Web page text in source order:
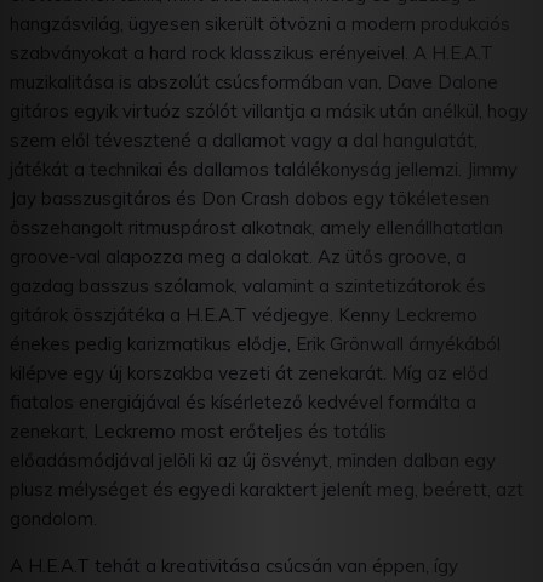
hangzásvilág, ügyesen sikerült ötvözni a modern produkciós
szabványokat a hard rock klasszikus erényeivel. A H.E.A.T
muzikalitása is abszolút csúcsformában van. Dave Dalone
gitáros egyik virtuóz szólót villantja a másik után anélkül, hogy
szem elől tévesztené a dallamot vagy a dal hangulatát,
játékát a technikai és dallamos találékonyság jellemzi. Jimmy
Jay basszusgitáros és Don Crash dobos egy tökéletesen
összehangolt ritmuspárost alkotnak, amely ellenállhatatlan
groove-val alapozza meg a dalokat. Az ütős groove, a
gazdag basszus szólamok, valamint a szintetizátorok és
gitárok összjátéka a H.E.A.T védjegye. Kenny Leckremo
énekes pedig karizmatikus elődje, Erik Grönwall árnyékából
kilépve egy új korszakba vezeti át zenekarát. Míg az előd
fiatalos energiájával és kísérletező kedvével formálta a
zenekart, Leckremo most erőteljes és totális
előadásmódjával jelöli ki az új ösvényt, minden dalban egy
plusz mélységet és egyedi karaktert jelenít meg, beérett, azt
gondolom.
A H.E.A.T tehát a kreativitása csúcsán van éppen, így